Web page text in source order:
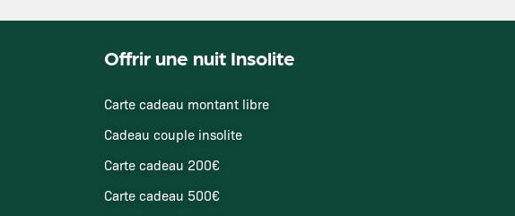
Offrir une nuit Insolite
Carte cadeau montant libre
Cadeau couple insolite
Carte cadeau 200€
Carte cadeau 500€